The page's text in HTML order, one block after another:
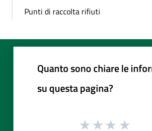
Punti di raccolta rifiuti
Quanto sono chiare le
su questa pagina?